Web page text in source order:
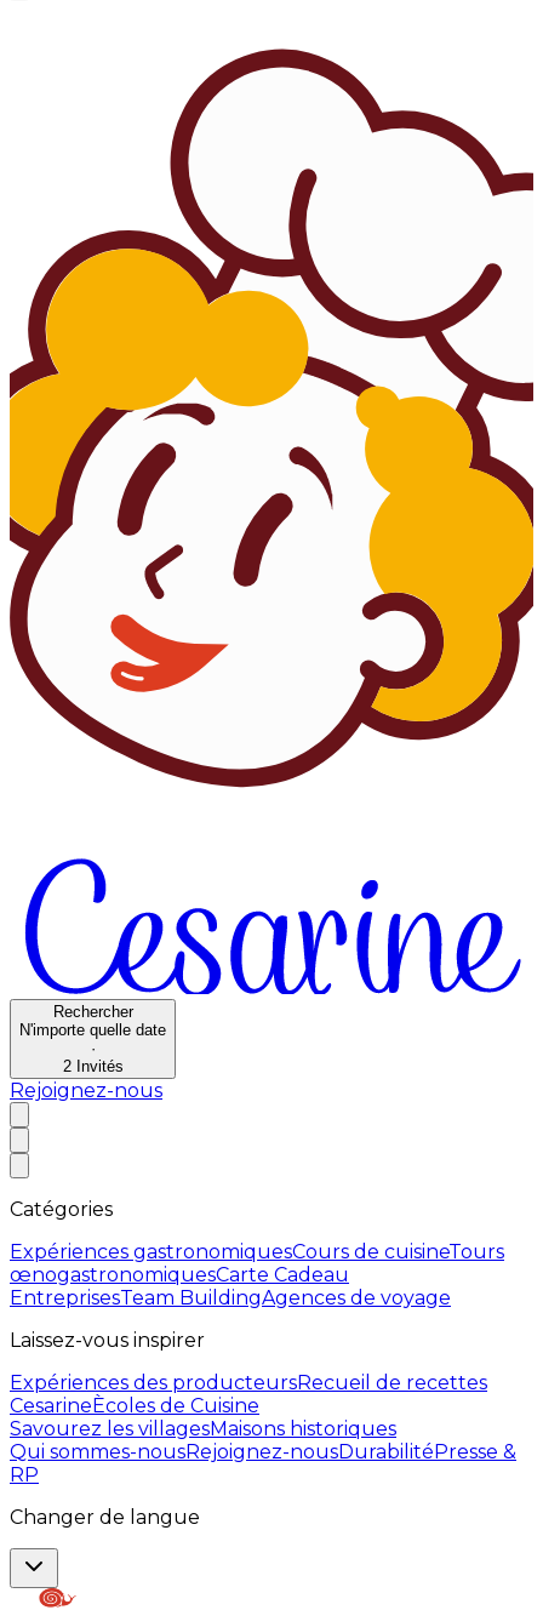
Rechercher
N'importe quelle date
·
2 Invités
Rejoignez-nous
Catégories
Expériences gastronomiquesCours de cuisineTours
œnogastronomiquesCarte Cadeau
EntreprisesTeam BuildingAgences de voyage
Laissez-vous inspirer
Expériences des producteursRecueil de recettes
CesarineÈcoles de Cuisine
Savourez les villagesMaisons historiques
Qui sommes-nousRejoignez-nousDurabilitéPresse &
RP
Changer de langue